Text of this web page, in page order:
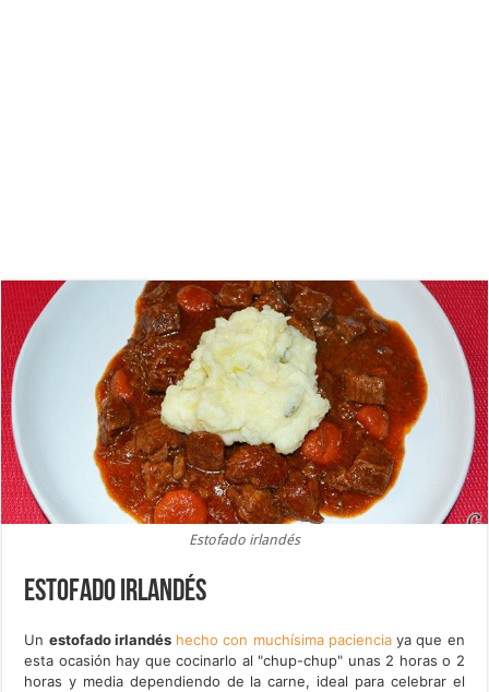
Estofado irlandés
Estofado irlandés
Un estofado irlandés hecho con muchísima pacienciaya que en
esta ocasión hay que cocinarlo al "chup-chup" unas 2 horas o 2
horas y media dependiendo de la carne, ideal para celebrar el